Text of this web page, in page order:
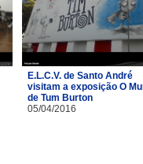
E.L.C.V. de Santo André
visitam a exposição O
de Tum Burton
05/04/2016